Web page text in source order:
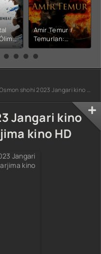
Amir Temur /
Temurlan:
Fathchining
yuksalishi
tarjima kino Full
HD tas-ix
shohi 2023 Jangari kino Uzbek tilida tarjima kino HD
Jangari kino
kino HD